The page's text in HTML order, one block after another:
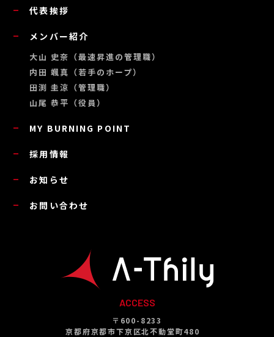
代表挨拶
メンバー紹介
大山 史奈（最速昇進の管理職）
内田 颯真（若手のホープ）
田渕 圭涼（管理職）
山尾 恭平（役員）
MY BURNING POINT
採用情報
お知らせ
お問い合わせ
ACCESS
〒600-8233
京都府京都市下京区北不動堂町480